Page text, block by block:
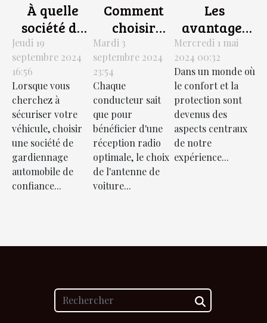
À quelle
société de
gardiennage
automobile
faire
confiance ?
Jeudi 19
septembre 2024
16:56
Lorsque vous
cherchez à
sécuriser votre
véhicule, choisir
une société de
gardiennage
automobile de
confiance...
Comment
choisir
l'antenne de
voiture
parfaite
pour votre
modèle ?
Mardi 3
septembre 2024
23:54
Chaque
conducteur sait
que pour
bénéficier d'une
réception radio
optimale, le choix
de l'antenne de
voiture...
Les
avantages
des films
solaires
pour la
protection
et le confort
dans votre
automobile
Mercredi 1 mai
2024 00:32
Dans un monde où
le confort et la
protection sont
devenus des
aspects centraux
de notre
expérience...